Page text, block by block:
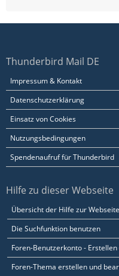
Thunderbird Mail DE
Impressum & Kontakt
Datenschutzerklärung
Einsatz von Cookies
Nutzungsbedingungen
Spendenaufruf für Thunderbird
Hilfe zu dieser Webseite
Übersicht der Hilfe zur Webseite
Die Suchfunktion benutzen
Foren-Benutzerkonto -
Foren-Thema erstellen und